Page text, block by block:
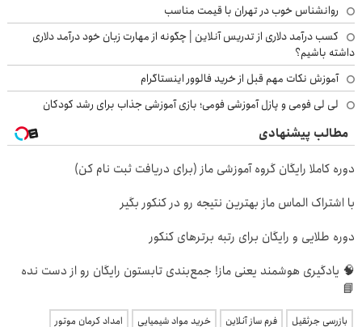
روانشناس خوب در تهران با قیمت مناسب
کسب درآمد دلاری از تدریس آنلاین | چگونه از مهارت زبان خود درآمد دلاری
داشته باشیم؟
آموزش نکات مهم قبل از خرید فالوور اینستاگرام
لی لی فومی و پازل آموزشی فومی؛ بازی آموزشی جذاب برای رشد کودکان
مطالب پیشنهادی
دوره کاملا رایگان گروه آموزشی ماز (برای دریافت ثبت نام کن)
با اشتراک الماس ماز بهترین نتیجه رو در کنکور بگیر
دوره طلایی و رایگان برای رتبه برترهای کنکور
🧠 یادگیری هوشمند یعنی ماز! جمع‌بندی تابستون رایگان رو از دست نده
📘
بازرسی جرثقیل فرم ساز آنلاین خرید مواد شیمیایی امداد کرمان موتور